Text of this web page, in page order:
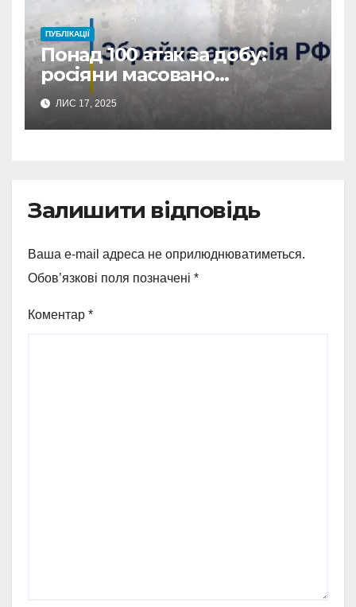
ПУБЛІКАЦІЇ
Понад 100 атак за добу:
росіяни масовано
обстріляли Сумщину
ЛИС 17, 2025
Залишити відповідь
Ваша e-mail адреса не оприлюднюватиметься.
Обов’язкові поля позначені *
Коментар *